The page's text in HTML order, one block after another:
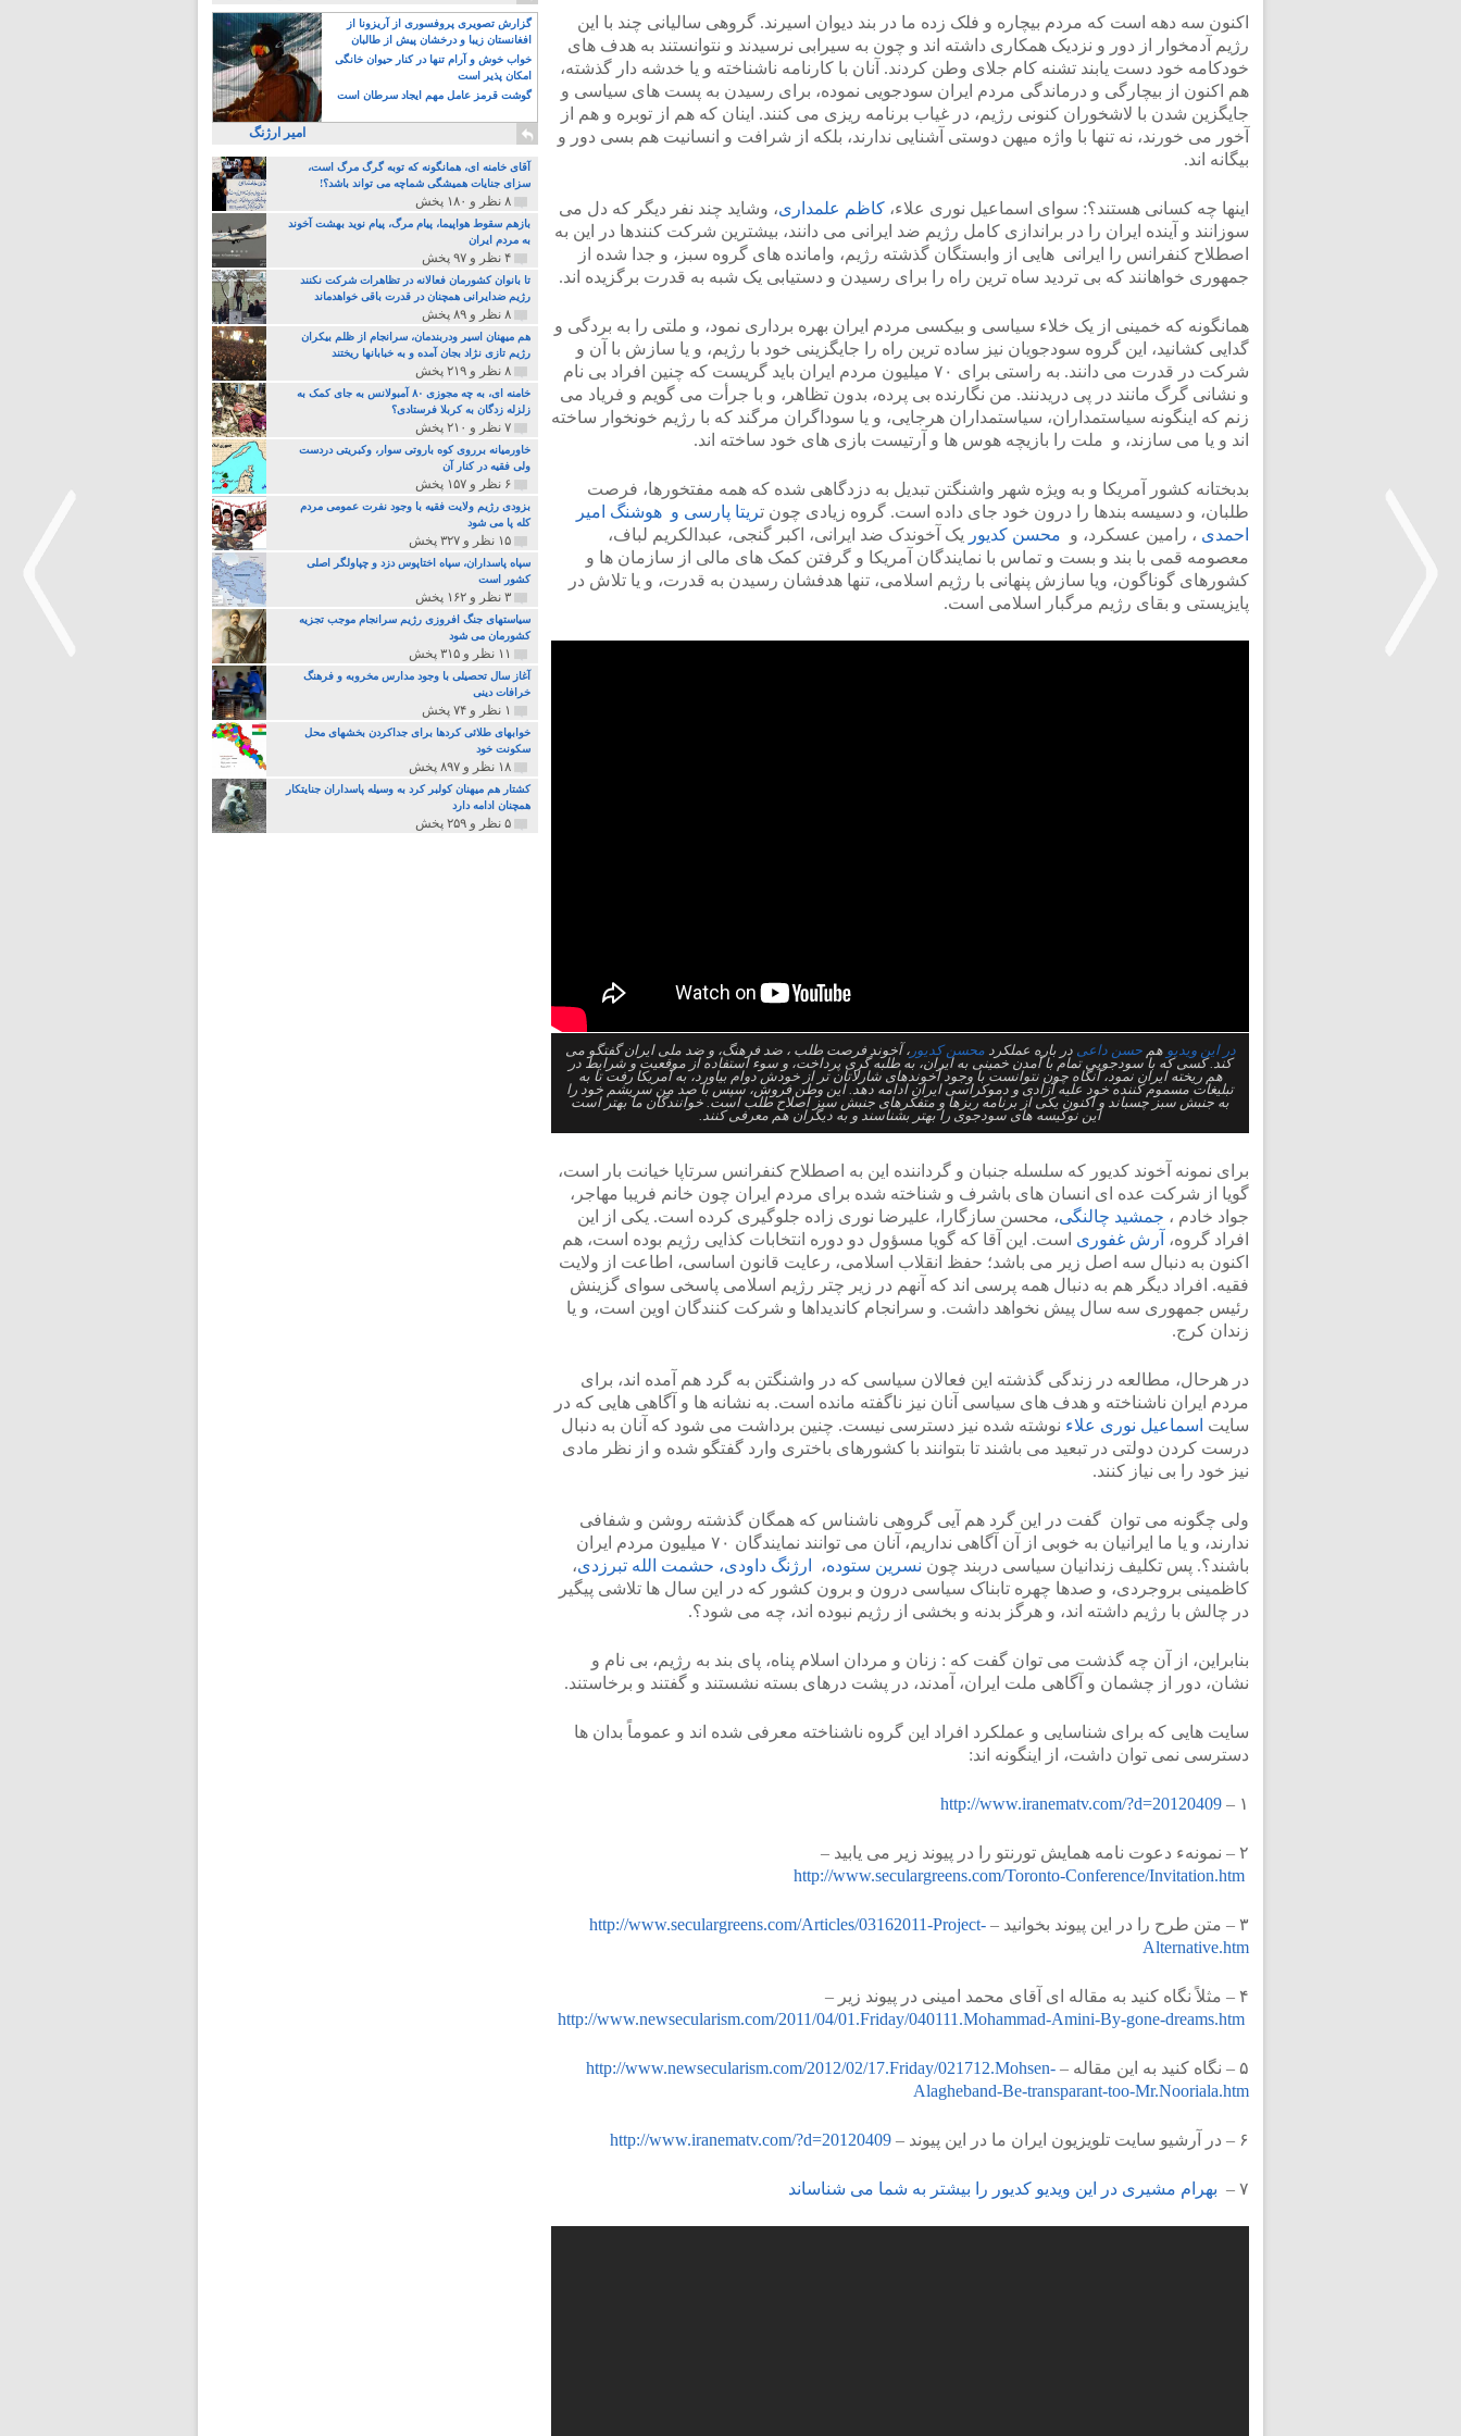
اکنون سه دهه است که مردم بیچاره و فلک زده ما در بند دیوان اسیرند. گروهی سالیانی چند با این
رژیم آدمخوار از دور و نزدیک همکاری داشته اند و چون به سیرابی نرسیدند و نتوانستند به هدف های
خودکامه خود دست یابند تشنه کام جلای وطن کردند. آنان با کارنامه ناشناخته و یا خدشه دار گذشته،
هم اکنون از بیچارگی و درماندگی مردم ایران سودجویی نموده، برای رسیدن به پست های سیاسی و
جایگزین شدن با لاشخوران کنونی رژیم، در غیاب برنامه ریزی می کنند. اینان که هم از توبره و هم از
آخور می خورند، نه تنها با واژه میهن دوستی آشنایی ندارند، بلکه از شرافت و انسانیت هم بسی دور و
بیگانه اند.
اینها چه کسانی هستند؟: سوای اسماعیل نوری علاء، کاظم علمداری، وشاید چند نفر دیگر که دل می
سوزانند و آینده ایران را در براندازی کامل رژیم ضد ایرانی می دانند، بیشترین شرکت کنندها در این به
اصطلاح کنفرانس را ایرانی هایی از وابستگان گذشته رژیم، وامانده های گروه سبز، و جدا شده از
جمهوری خواهانند که بی تردید ساه ترین راه را برای رسیدن و دستیابی یک شبه به قدرت برگزیده اند.
همانگونه که خمینی از یک خلاء سیاسی و بیکسی مردم ایران بهره برداری نمود، و ملتی را به بردگی و
گدایی کشانید، این گروه سودجویان نیز ساده ترین راه را جایگزینی خود با رژیم، و یا سازش با آن و
شرکت در قدرت می دانند. به راستی برای ۷۰ میلیون مردم ایران باید گریست که چنین افراد بی نام
و نشانی گرگ مانند در پی دریدنند. من نگارنده بی پرده، بدون تظاهر، و با جرأت می گویم و فریاد می
زنم که اینگونه سیاستمداران، سیاستمداران هرجایی، و یا سوداگران مرگند که با رژیم خونخوار ساخته
اند و یا می سازند، و ملت را بازیچه هوس ها و آرتیست بازی های خود ساخته اند.
بدبختانه کشور آمریکا و به ویژه شهر واشنگتن تبدیل به دزدگاهی شده که همه مفتخورها، فرصت
طلبان، و دسیسه بندها را درون خود جای داده است. گروه زیادی چون تریتا پارسی و هوشنگ امیر
احمدی ، رامین عسکرد، و محسن کدیور یک آخوندک ضد ایرانی، اکبر گنجی، عبدالکریم لباف،
معصومه قمی با بند و بست و تماس با نمایندگان آمریکا و گرفتن کمک های مالی از سازمان ها و
کشورهای گوناگون، ویا سازش پنهانی با رژیم اسلامی، تنها هدفشان رسیدن به قدرت، و یا تلاش در
پایزیستی و بقای رژیم مرگبار اسلامی است.
در این ویدیو همحسن داعی در باره عملکردمحسن کدیور، آخوند فرصت طلب ، ضد فرهنگ، و ضد ملی ایران گفتگو می
کند. کسی که با سودجویی تمام با آمدن خمینی به ایران، به طلبه گری پرداخت، و سوء استفاده از موقعیت و شرایط در
هم ریخته ایران نمود، آنگاه چون نتوانست با وجود آخوندهای شارلاتان تر از خودش دوام بیاورد، به آمریکا رفت تا به
تبلیغات مسموم کننده خود علیه آزادی و دموکراسی ایران ادامه دهد. این وطن فروش، سپس با صد من سریشم خود را
به جنبش سبز چسباند و اکنون یکی از برنامه ریزها و متفکرهای جنبش سبز اصلاح طلب است. خوانندگان ما بهتر است
این نوکیسه های سودجوی را بهتر بشناسند و به دیگران هم معرفی کنند.
برای نمونه آخوند کدیور که سلسله جنبان و گرداننده این به اصطلاح کنفرانس سرتاپا خیانت بار است،
گویا از شرکت عده ای انسان های باشرف و شناخته شده برای مردم ایران چون خانم فریبا مهاجر،
جواد خادم ، جمشید چالنگی، محسن سازگارا، علیرضا نوری زاده جلوگیری کرده است. یکی از این
افراد گروه، آرش غفوری است. این آقا که گویا مسؤول دو دوره انتخابات کذایی رژیم بوده است، هم
اکنون به دنبال سه اصل زیر می باشد؛ حفظ انقلاب اسلامی، رعایت قانون اساسی، اطاعت از ولایت
فقیه. افراد دیگر هم به دنبال همه پرسی اند که آنهم در زیر چتر رژیم اسلامی پاسخی سوای گزینش
رئیس جمهوری سه سال پیش نخواهد داشت. و سرانجام کاندیداها و شرکت کنندگان اوین است، و یا
زندان کرج.
در هرحال، مطالعه در زندگی گذشته این فعالان سیاسی که در واشنگتن به گرد هم آمده اند، برای
مردم ایران ناشناخته و هدف های سیاسی آنان نیز ناگفته مانده است. به نشانه ها و آگاهی هایی که در
سایت اسماعیل نوری علاء نوشته شده نیز دسترسی نیست. چنین برداشت می شود که آنان به دنبال
درست کردن دولتی در تبعید می باشند تا بتوانند با کشورهای باختری وارد گفتگو شده و از نظر مادی
نیز خود را بی نیاز کنند.
ولی چگونه می توان گفت در این گرد هم آیی گروهی ناشناس که همگان گذشته روشن و شفافی
ندارند، و یا ما ایرانیان به خوبی از آن آگاهی نداریم، آنان می توانند نمایندگان ۷۰ میلیون مردم ایران
باشند؟. پس تکلیف زندانیان سیاسی دربند چون نسرین ستوده، ارژنگ داودی، حشمت الله تبرزدی،
کاظمینی بروجردی، و صدها چهره تابناک سیاسی درون و برون کشور که در این سال ها تلاشی پیگیر
در چالش با رژیم داشته اند، و هرگز بدنه و بخشی از رژیم نبوده اند، چه می شود؟.
بنابراین، از آن چه گذشت می توان گفت که : زنان و مردان اسلام پناه، پای بند به رژیم، بی نام و
نشان، دور از چشمان و آگاهی ملت ایران، آمدند، در پشت درهای بسته نشستند و گفتند و برخاستند.
سایت هایی که برای شناسایی و عملکرد افراد این گروه ناشناخته معرفی شده اند و عموماً بدان ها
دسترسی نمی توان داشت، از اینگونه اند:
۱ – http://www.iranematv.com/?d=20120409
۲ – نمونهء دعوت نامه همایش تورنتو را در پیوند زیر می یابید –
http://www.seculargreens.com/Toronto-Conference/Invitation.htm
۳ – متن طرح را در این پیوند بخوانید –
http://www.seculargreens.com/Articles/03162011-Project-
Alternative.htm
۴ – مثلاً نگاه کنید به مقاله ای آقای محمد امینی در پیوند زیر –
http://www.newsecularism.com/2011/04/01.Friday/040111.Mohammad-Amini-By-gone-dreams.htm
۵ – نگاه کنید به این مقاله –
http://www.newsecularism.com/2012/02/17.Friday/021712.Mohsen-
Alagheband-Be-transparant-too-Mr.Nooriala.htm
۶ – در آرشیو سایت تلویزیون ایران ما در این پیوند – http://www.iranematv.com/?d=20120409
۷ – بهرام مشیری در این ویدیو کدیور را بیشتر به شما می شناساند
گزارش تصویری پروفسوری از آریزونا از
افغانستان زیبا و درخشان پیش از طالبان
خواب خوش و آرام تنها در کنار حیوان خانگی
امکان پذیر است
گوشت قرمز عامل مهم ایجاد سرطان است
امیر ارژنگ
آقای خامنه ای، همانگونه که توبه گرگ مرگ است،
سزای جنایات همیشگی شماچه می تواند باشد؟!
۸ نظر و ۱۸۰ پخش
بازهم سقوط هواپیما، پیام مرگ، پیام نوید بهشت آخوند
به مردم ایران
۴ نظر و ۹۷ پخش
تا بانوان کشورمان فعالانه در تظاهرات شرکت نکنند
رژیم ضدایرانی همچنان در قدرت باقی خواهدماند
۸ نظر و ۸۹ پخش
هم میهنان اسیر ودربندمان، سرانجام از ظلم بیکران
رژیم تازی نژاد بجان آمده و به خبابانها ریختند
۸ نظر و ۲۱۹ پخش
خامنه ای، به چه مجوزی ۸۰ آمبولانس به جای کمک به
زلزله زدگان به کربلا فرستادی؟
۷ نظر و ۲۱۰ پخش
خاورمیانه برروی کوه باروتی سوار، وکبریتی دردست
ولی فقیه در کنار آن
۶ نظر و ۱۵۷ پخش
بزودی رژیم ولایت فقیه با وجود نفرت عمومی مردم
کله پا می شود
۱۵ نظر و ۳۲۷ پخش
سپاه پاسداران، سپاه اختاپوس دزد و چپاولگر اصلی
کشور است
۳ نظر و ۱۶۲ پخش
سیاستهای جنگ افروزی رژیم سرانجام موجب تجزیه
کشورمان می شود
۱۱ نظر و ۳۱۵ پخش
آغاز سال تحصیلی با وجود مدارس مخروبه و فرهنگ
خرافات دینی
۱ نظر و ۷۴ پخش
خوابهای طلائی کردها برای جداکردن بخشهای محل
سکونت خود
۱۸ نظر و ۸۹۷ پخش
کشتار هم میهنان کولبر کرد به وسیله پاسداران جنایتکار
همچنان ادامه دارد
۵ نظر و ۲۵۹ پخش